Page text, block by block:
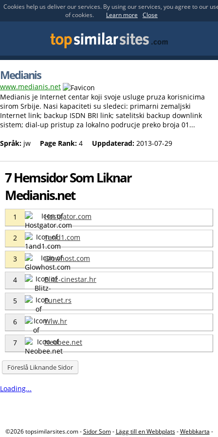
Cookies help us deliver our services. By using our services, you agree to our
of cookies.
Learn more Close
Medianis
www.medianis.net
Medianis je Internet centar koji svoje usluge pruza korisnicima
sirom Srbije. Nasi kapaciteti su sledeci: primarni zemaljski
Internet link; backup ISDN BRI link; satelitski backup downlink
sistem; dial-up pristup za lokalno podrucje preko broja 01...
Språk: jw Page Rank: 4 Uppdaterad: 2013-07-29
7 Hemsidor Som Liknar
Medianis.net
1 Hostgator.com
2 1and1.com
3 Glowhost.com
4 Blitz-cinestar.hr
5 Eunet.rs
6 Wlw.hr
7 Neobee.net
Föreslå Liknande Sidor
Loading...
©2026 topsimilarsites.com -Sidor Som- Lägg till en Webbplats-Webbkarta -